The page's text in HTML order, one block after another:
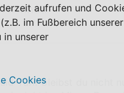
kannst.
Tarif bleibst du nicht
aufrufen und
im Fußbereich unserer
in unserer
Cookies